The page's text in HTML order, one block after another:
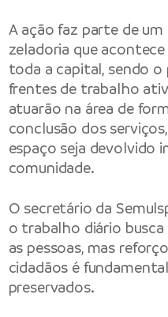
A ação faz parte de
zeladoria que
toda a capital, sendo o
frentes de trabalho
atuarão na área de
conclusão dos
espaço seja devolvido
comunidade.
O secretário da
o trabalho diário
as pessoas, mas
cidadãos é
preservados.